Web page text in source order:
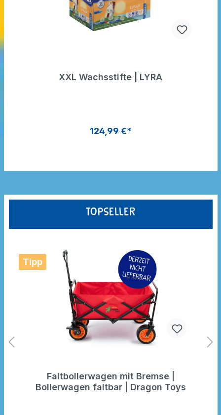
Topseller
Tipp
Faltbollerwagen mit Bremse |
Bollerwagen faltbar | Dragon Toys
XXL Wachsstifte | LYRA
124,99 €*